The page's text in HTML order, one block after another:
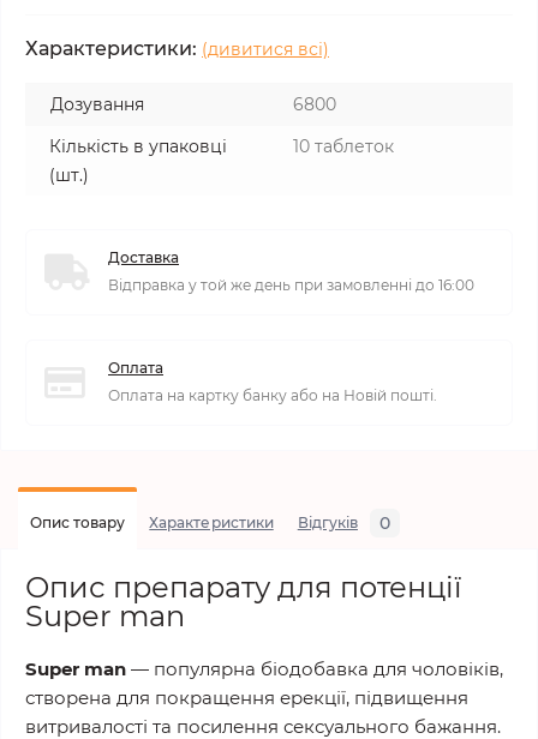
Характеристики: (дивитися всі)
Дозування
6800
Кількість в упаковці
(шт.)
10 таблеток
Доставка
Відправка у той же день при замовленні до 16:00
Оплата
Оплата на картку банку або на Новій пошті.
Опис товару Характеристики Відгуків 0
Опис препарату для потенції
Super man
Super man — популярна біодобавка для чоловіків,
створена для покращення ерекції, підвищення
витривалості та посилення сексуального бажання.